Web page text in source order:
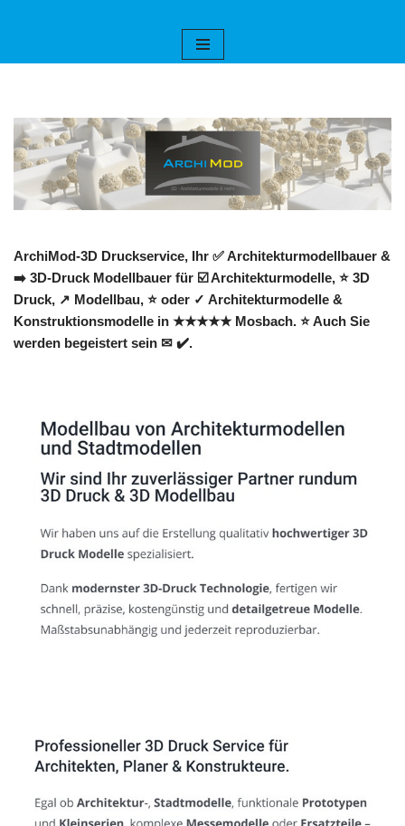
ArchiMod-3D Druckservice, Ihr ✅ Architekturmodellbauer &
➡️ 3D-Druck Modellbauer für ☑️ Architekturmodelle, ⭐ 3D
Druck, ↗️ Modellbau, ⭐ oder ✓ Architekturmodelle &
Konstruktionsmodelle in ★★★★★ Mosbach. ⭐ Auch Sie
werden begeistert sein ✉ ✔️.